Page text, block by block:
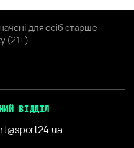
для осіб старше
(21+)
ВІДДІЛ